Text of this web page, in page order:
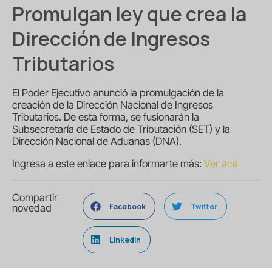
Promulgan ley que crea la
Dirección de Ingresos
Tributarios
El Poder Ejecutivo anunció la promulgación de la
creación de la Dirección Nacional de Ingresos
Tributarios. De esta forma, se fusionarán la
Subsecretaría de Estado de Tributación (SET) y la
Dirección Nacional de Aduanas (DNA).
Ingresa a este enlace para informarte más: Ver acá
Compartir
novedad
Facebook Twitter
LinkedIn